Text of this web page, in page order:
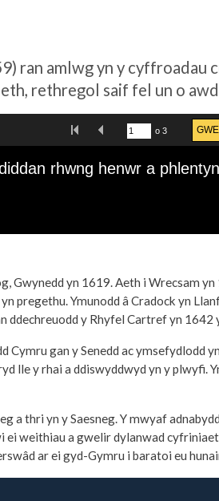
ran amlwg yn y
rethregol saif fel un o
Gwynedd yn 1619. Aeth i Wrecsam
pregethu. Ymunodd â Cradock yn
y Rhyfel Cartref yn 1642
gan y Senedd ac ymsefydlodd
lle y rhai a ddiswyddwyd yn y
a thri yn y Saesneg. Y mwyaf
ei weithiau a gwelir dylanwad
ar ei gyd-Gymru i baratoi eu